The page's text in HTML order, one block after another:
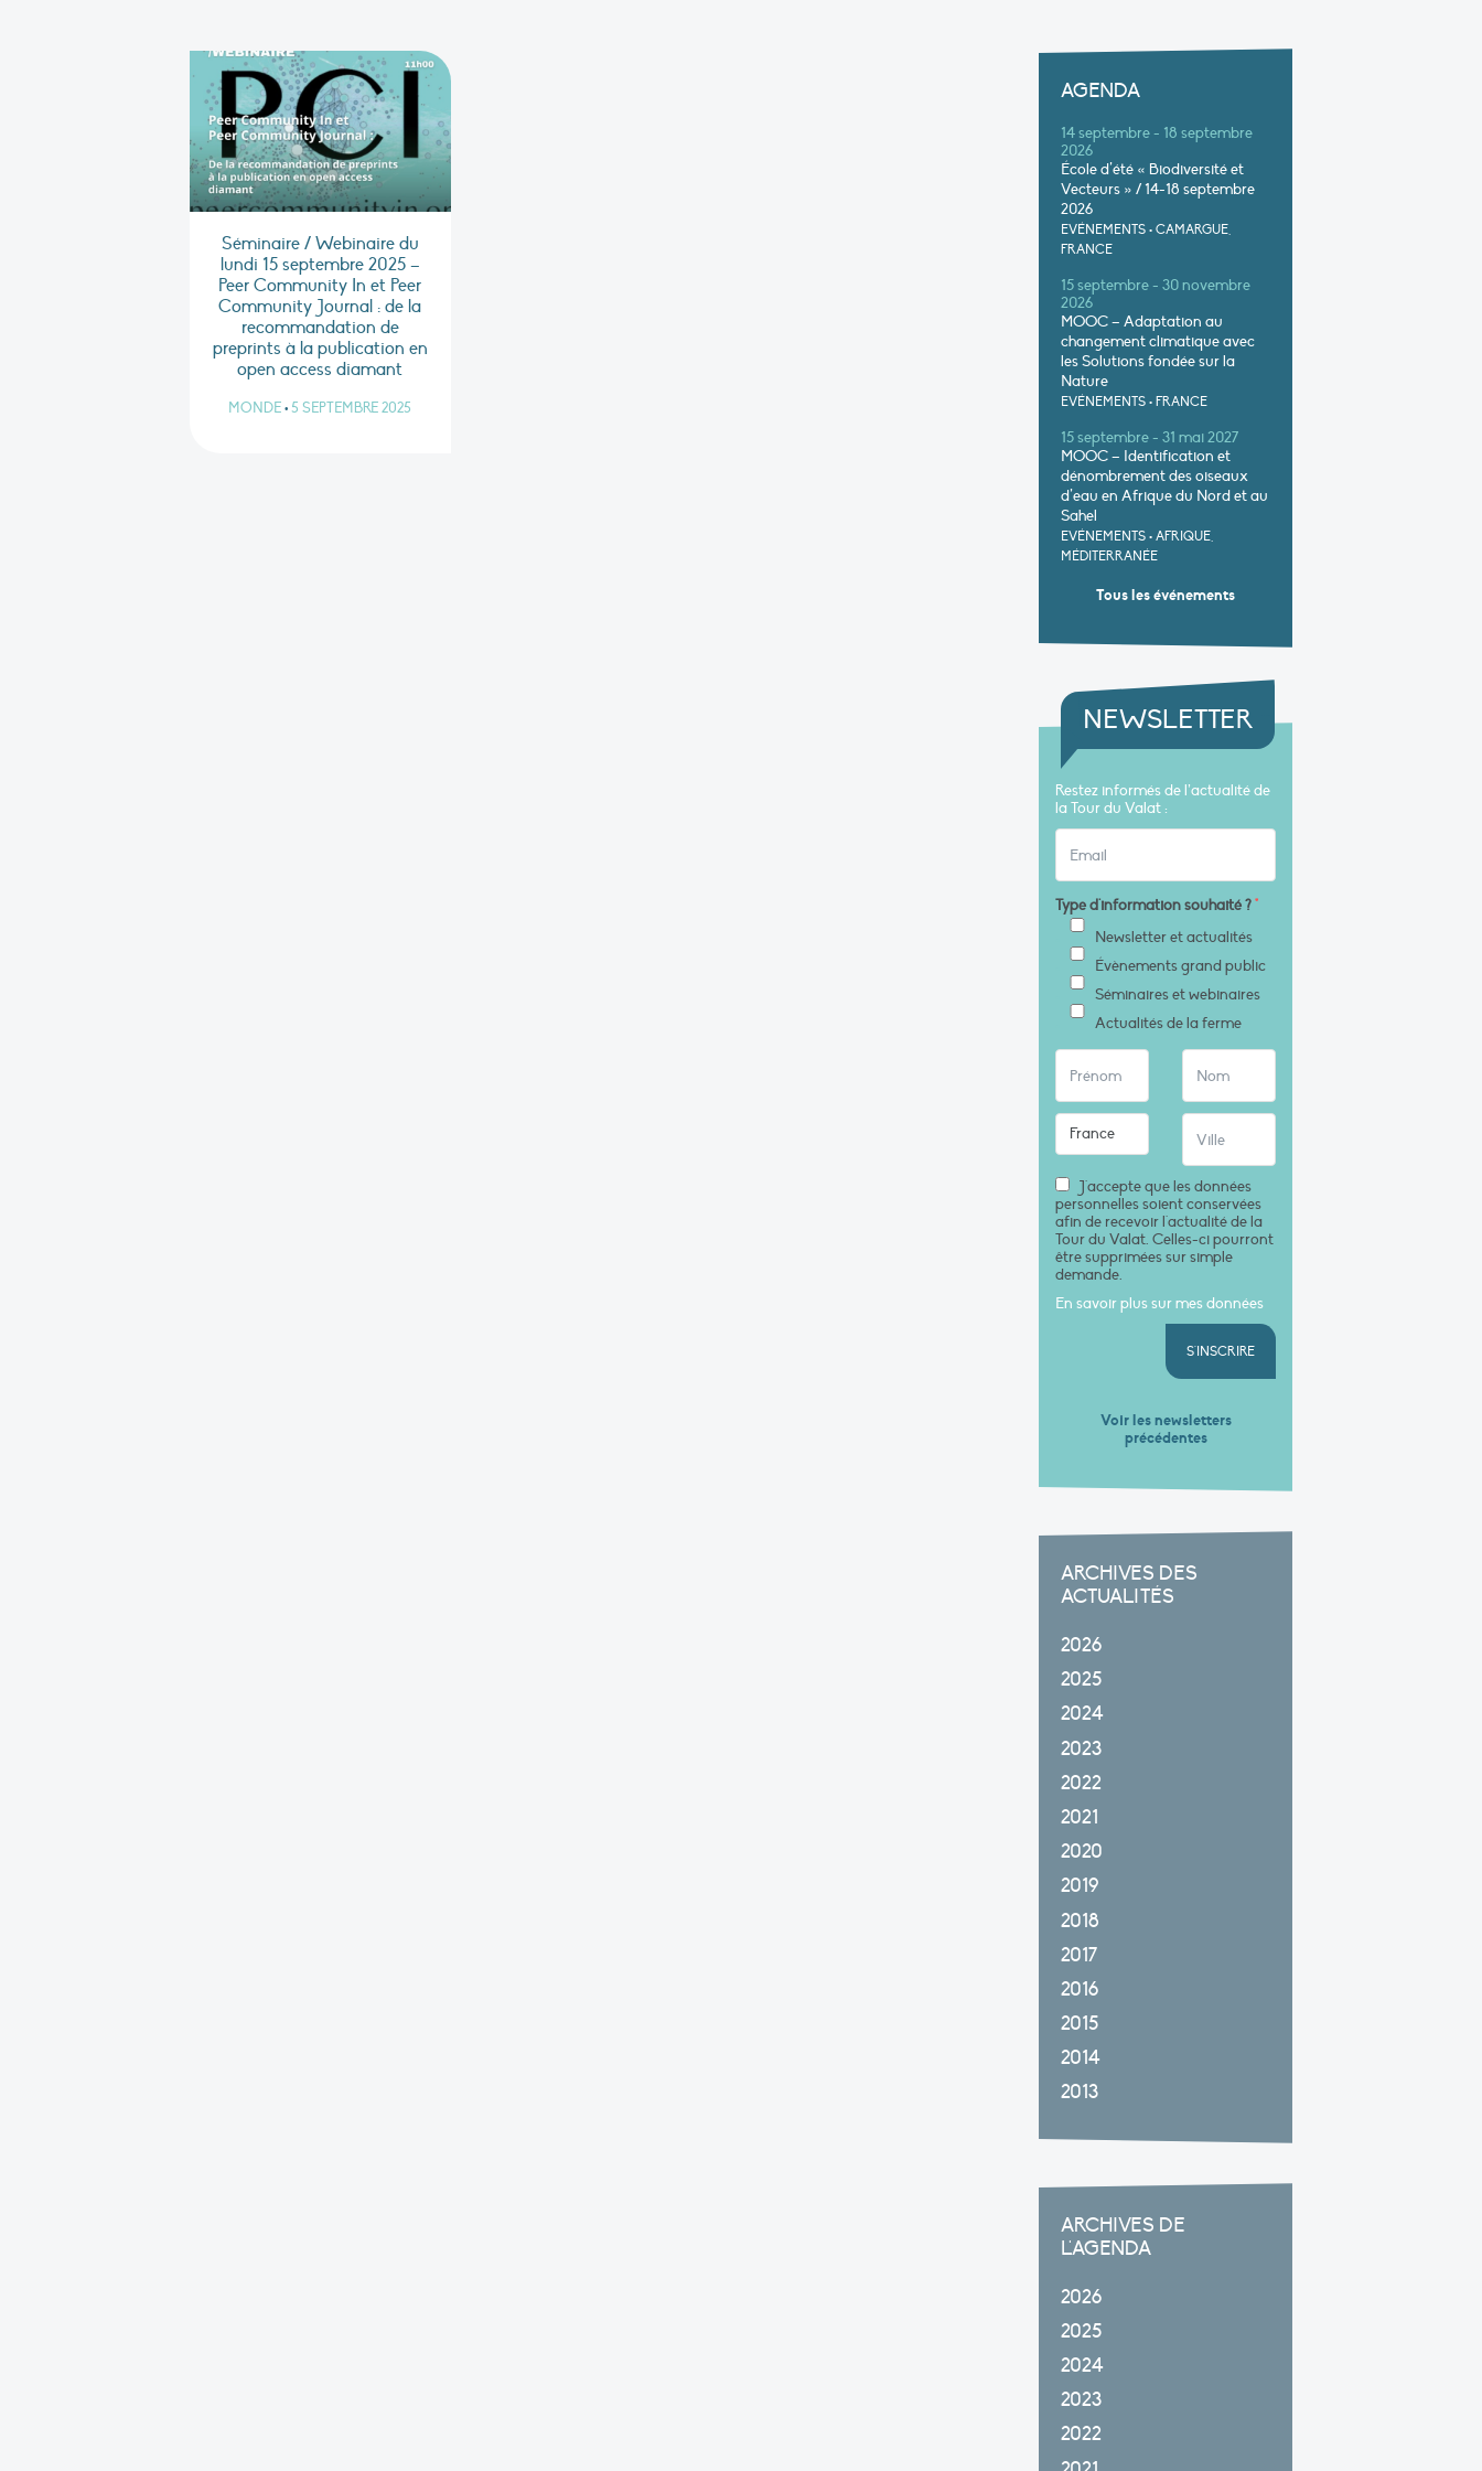
Séminaire / Webinaire du
lundi 15 septembre 2025 –
Peer Community In et Peer
Community Journal : de la
recommandation de
preprints à la publication en
open access diamant
MONDE • 5 SEPTEMBRE 2025
AGENDA
14 septembre - 18 septembre
2026
École d’été « Biodiversité et
Vecteurs » / 14-18 septembre
2026
EVÉNEMENTS • CAMARGUE,
FRANCE
15 septembre - 30 novembre
2026
MOOC – Adaptation au
changement climatique avec
les Solutions fondée sur la
Nature
EVÉNEMENTS • FRANCE
15 septembre - 31 mai 2027
MOOC – Identification et
dénombrement des oiseaux
d’eau en Afrique du Nord et au
Sahel
EVÉNEMENTS • AFRIQUE,
MÉDITERRANÉE
Tous les événements
NEWSLETTER
Restez informés de l’actualité de
la Tour du Valat :
Type d'information souhaité ?*
Newsletter et actualités
Évènements grand public
Séminaires et webinaires
Actualités de la ferme
J'accepte que les données
personnelles soient conservées
afin de recevoir l'actualité de la
Tour du Valat. Celles-ci pourront
être supprimées sur simple
demande.
En savoir plus sur mes données
S'INSCRIRE
Voir les newsletters
précédentes
ARCHIVES DES
ACTUALITÉS
2026
2025
2024
2023
2022
2021
2020
2019
2018
2017
2016
2015
2014
2013
ARCHIVES DE
L'AGENDA
2026
2025
2024
2023
2022